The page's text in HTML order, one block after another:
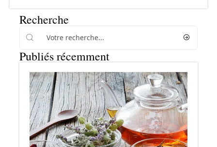
Recherche
Publiés récemment